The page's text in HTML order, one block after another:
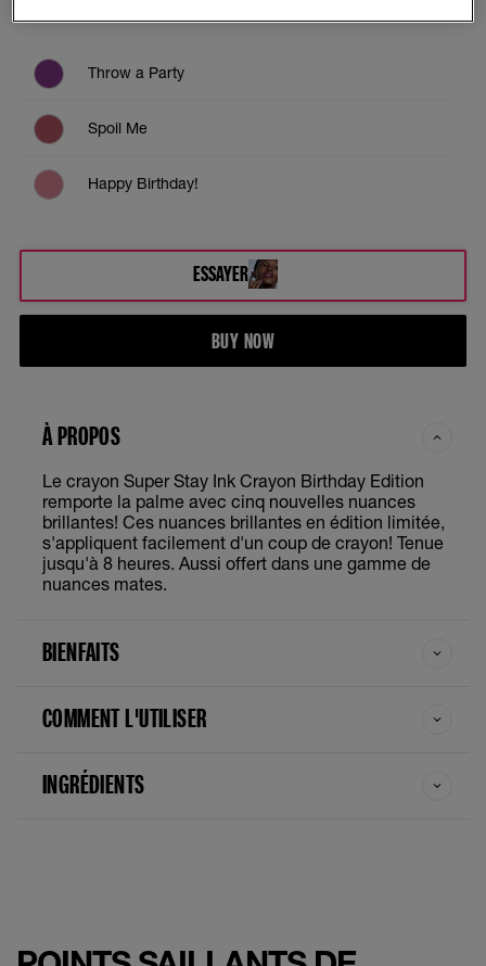
Throw a Party
Spoil Me
Happy Birthday!
ESSAYER
BUY NOW
À PROPOS
Le crayon Super Stay Ink Crayon Birthday Edition
remporte la palme avec cinq nouvelles nuances
brillantes! Ces nuances brillantes en édition limitée,
s'appliquent facilement d'un coup de crayon! Tenue
jusqu'à 8 heures. Aussi offert dans une gamme de
nuances mates.
BIENFAITS
COMMENT L'UTILISER
INGRÉDIENTS